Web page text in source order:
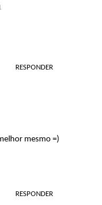
RESPONDER
mesmo =)
RESPONDER